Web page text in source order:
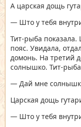
А царская дощь
— Што у тебя
Тит-рыба
пояс. Увидала,
домонь. На третий
солнышко. Тит-
— Дай мне
Царская дощь
— Што у тебя